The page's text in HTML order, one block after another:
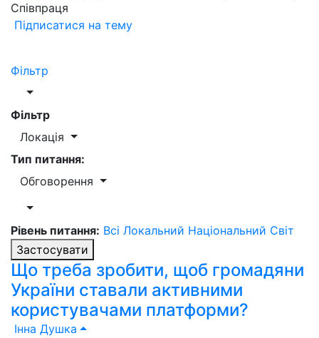
Співпраця
Підписатися на тему
Фільтр
Фільтр
Локація
Тип питання:
Обговорення
Рівень питання: Всі Локальний Національний Світ
Застосувати
Що треба зробити, щоб громадяни
України ставали активними
користувачами платформи?
Інна Душка